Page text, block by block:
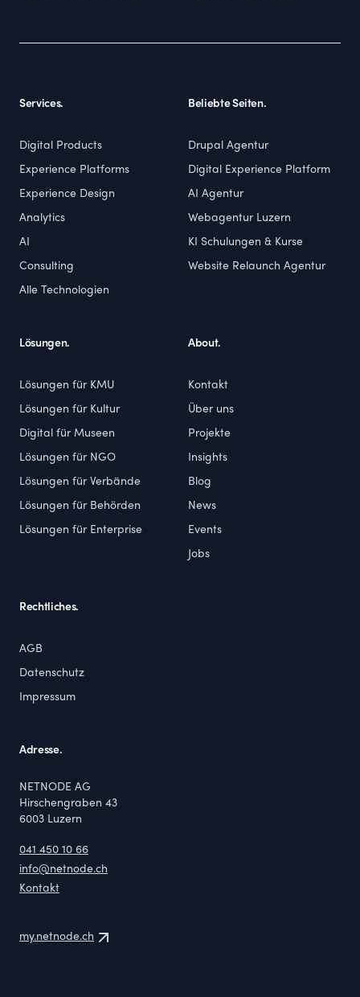
Services.
Digital Products
Experience Platforms
Experience Design
Analytics
AI
Consulting
Alle Technologien
Beliebte Seiten.
Drupal Agentur
Digital Experience Platform
AI Agentur
Webagentur Luzern
KI Schulungen & Kurse
Website Relaunch Agentur
Lösungen.
Lösungen für KMU
Lösungen für Kultur
Digital für Museen
Lösungen für NGO
Lösungen für Verbände
Lösungen für Behörden
Lösungen für Enterprise
About.
Kontakt
Über uns
Projekte
Insights
Blog
News
Events
Jobs
Rechtliches.
AGB
Datenschutz
Impressum
Adresse.
NETNODE AG
Hirschengraben 43
6003 Luzern
041 450 10 66
info@netnode.ch
Kontakt
my.netnode.ch